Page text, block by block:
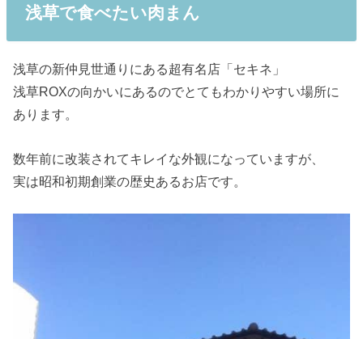
浅草で食べたい肉まん
浅草の新仲見世通りにある超有名店「セキネ」
浅草ROXの向かいにあるのでとてもわかりやすい場所に
あります。
数年前に改装されてキレイな外観になっていますが、
実は昭和初期創業の歴史あるお店です。